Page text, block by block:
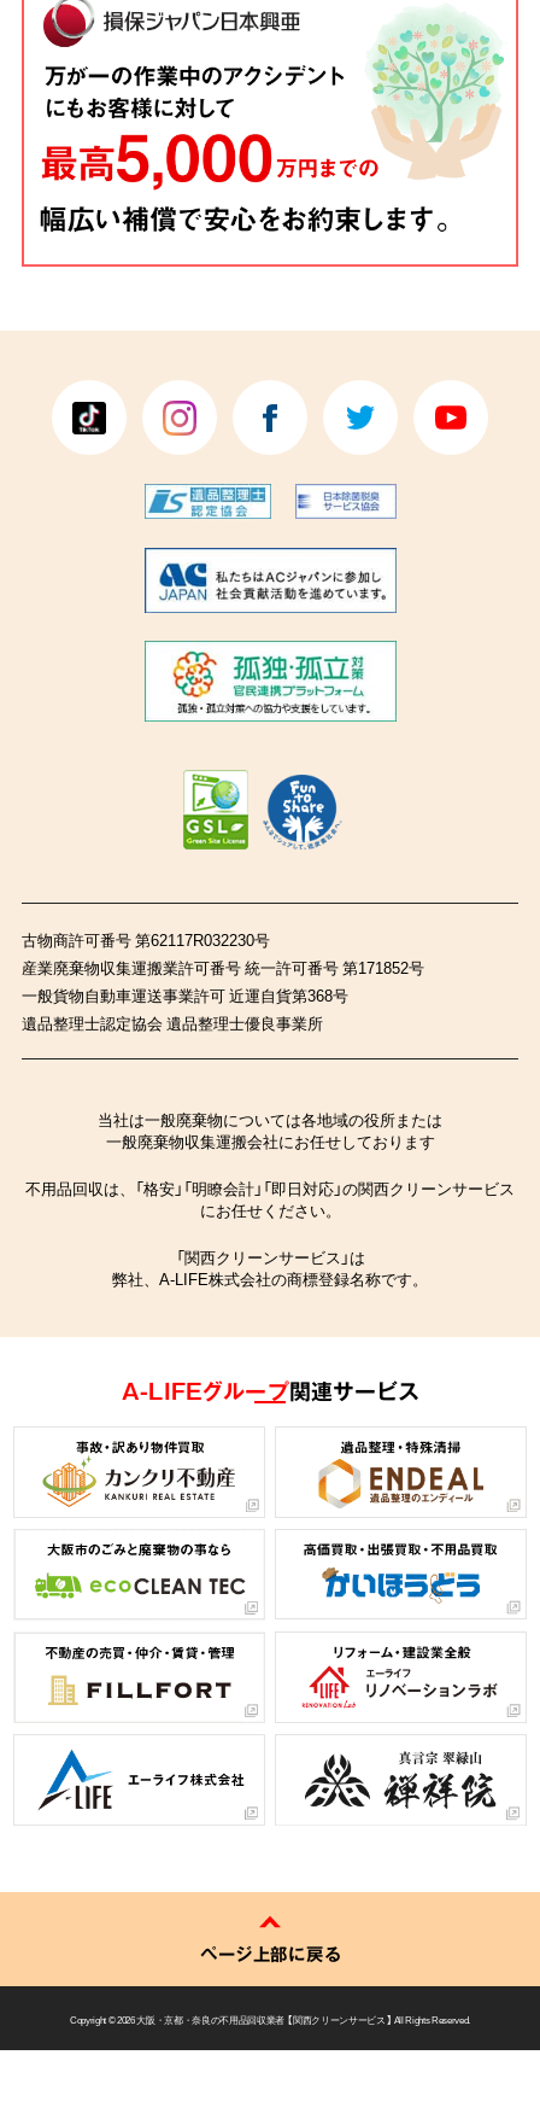
古物商許可番号 第62117R032230号
産業廃棄物収集運搬業許可番号 統一許可番号 第171852号
一般貨物自動車運送事業許可 近運自貨第368号
遺品整理士認定協会 遺品整理士優良事業所
当社は一般廃棄物については各地域の役所または
一般廃棄物収集運搬会社にお任せしております
不用品回収は、「格安」「明瞭会計」「即日対応」の関西クリーンサービス
にお任せください。
「関西クリーンサービス」は
弊社、A-LIFE株式会社の商標登録名称です。
A-LIFEグループ関連サービス
ページ上部に戻る
Copyright © 2026大阪・京都・奈良の不用品回収業者 【 関西クリーンサービス 】 All Rights Reserved.